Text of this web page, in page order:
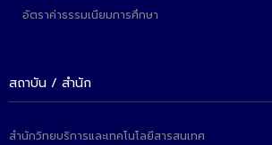
- ศูนย์สิ่งแวดล้อม
สหกิจศึกษา
อัตราค่าธรรมเนียมการศึกษา
สถาบัน / สำนัก
สำนักวิทยบริการและเทคโนโลยีสารสนเทศ